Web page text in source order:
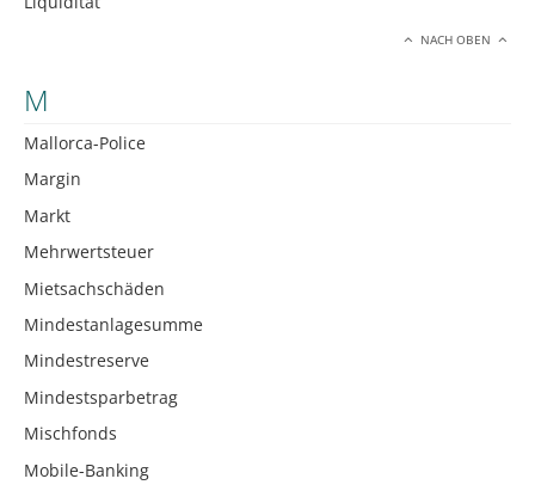
NACH OBEN
M
Mallorca-Police
Margin
Markt
Mehrwertsteuer
Mietsachschäden
Mindestanlagesumme
Mindestreserve
Mindestsparbetrag
Mischfonds
Mobile-Banking